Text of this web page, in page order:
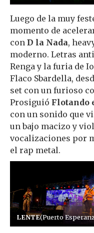
Luego de la muy
momento de
con D la Nada,
moderno. Letras
Renga y la furia de
Flaco Sbardella,
set con un furioso
Prosiguió Flotando
con un sonido que
un bajo macizo y
vocalizaciones por
el rap metal.
LENTE(Puerto